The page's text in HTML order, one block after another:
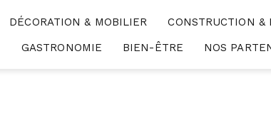
DÉCORATION & MOBILIER
CONSTRUCTION &
GASTRONOMIE BIEN-ÊTRE NOS